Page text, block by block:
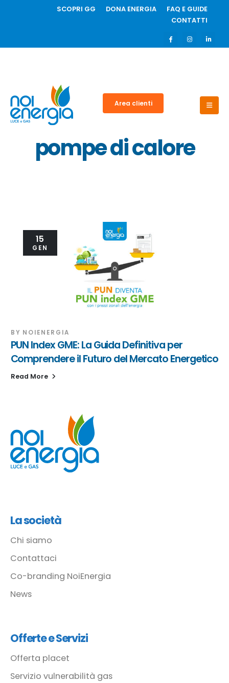
SCOPRI GG DONA ENERGIA
FAQ E GUIDE
CONTATTI
Area clienti
pompe di calore
15
GEN
BY NOIENERGIA
PUN Index GME: La Guida Definitiva per
Comprendere il Futuro del Mercato Energetico
Read More
La società
Chi siamo
Contattaci
Co-branding NoiEnergia
News
Offerte e Servizi
Offerta placet
Servizio vulnerabilità gas